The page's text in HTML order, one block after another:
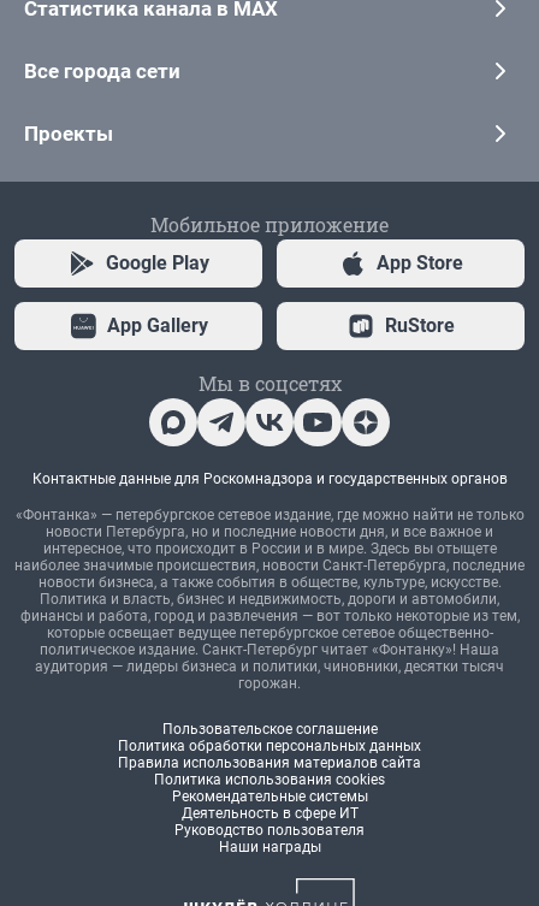
Статистика канала в MAX
Все города сети
Проекты
Мобильное приложение
Google Play App Store
App Gallery RuStore
Мы в соцсетях
Контактные данные для Роскомнадзора и государственных органов
«Фонтанка» — петербургское сетевое издание, где можно найти не только
новости Петербурга, но и последние новости дня, и все важное и
интересное, что происходит в России и в мире. Здесь вы отыщете
наиболее значимые происшествия, новости Санкт-Петербурга, последние
новости бизнеса, а также события в обществе, культуре, искусстве.
Политика и власть, бизнес и недвижимость, дороги и автомобили,
финансы и работа, город и развлечения — вот только некоторые из тем,
которые освещает ведущее петербургское сетевое общественно-
политическое издание. Санкт-Петербург читает «Фонтанку»! Наша
аудитория — лидеры бизнеса и политики, чиновники, десятки тысяч
горожан.
Пользовательское соглашение
Политика обработки персональных данных
Правила использования материалов сайта
Политика использования cookies
Рекомендательные системы
Деятельность в сфере ИТ
Руководство пользователя
Наши награды